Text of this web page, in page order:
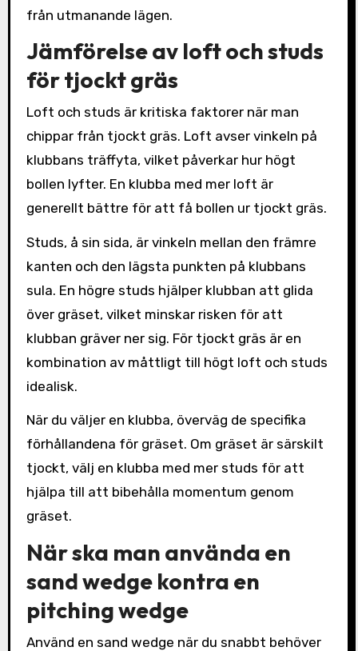
från utmanande lägen.
Jämförelse av loft och studs
för tjockt gräs
Loft och studs är kritiska faktorer när man
chippar från tjockt gräs. Loft avser vinkeln på
klubbans träffyta, vilket påverkar hur högt
bollen lyfter. En klubba med mer loft är
generellt bättre för att få bollen ur tjockt gräs.
Studs, å sin sida, är vinkeln mellan den främre
kanten och den lägsta punkten på klubbans
sula. En högre studs hjälper klubban att glida
över gräset, vilket minskar risken för att
klubban gräver ner sig. För tjockt gräs är en
kombination av måttligt till högt loft och studs
idealisk.
När du väljer en klubba, överväg de specifika
förhållandena för gräset. Om gräset är särskilt
tjockt, välj en klubba med mer studs för att
hjälpa till att bibehålla momentum genom
gräset.
När ska man använda en
sand wedge kontra en
pitching wedge
Använd en sand wedge när du snabbt behöver